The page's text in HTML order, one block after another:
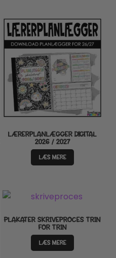
LÆRERPLANLÆGGER DIGITAL
2026 / 2027
LÆS MERE
PLAKATER SKRIVEPROCES TRIN
FOR TRIN
LÆS MERE